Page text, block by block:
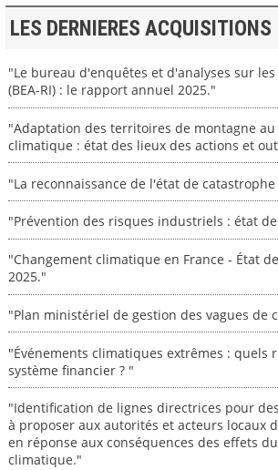
LES DERNIERES ACQUISITIONS
"Le bureau d'enquêtes et d'analyses sur
(BEA-RI) : le rapport annuel 2025."
"Adaptation des territoires de montagne
climatique : état des lieux des actions et
"La reconnaissance de l'état de
"Prévention des risques industriels : état
"Changement climatique en France - État
2025."
"Plan ministériel de gestion des vagues de
"Événements climatiques extrêmes : quels
système financier ? "
"Identification de lignes directrices pour
à proposer aux autorités et acteurs locaux
en réponse aux conséquences des effets
climatique."